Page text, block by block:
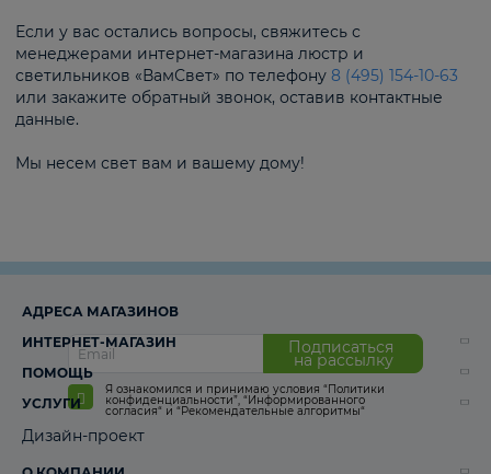
Если у вас остались вопросы, свяжитесь с
менеджерами интернет-магазина люстр и
светильников «ВамСвет» по телефону 8 (495) 154-10-63
или закажите обратный звонок, оставив контактные
данные.
Мы несем свет вам и вашему дому!
Подписаться
на рассылку
Я ознакомился и принимаю условия “Политики
конфиденциальности”, “Информированного
согласия“ и “Рекомендательные алгоритмы“
АДРЕСА МАГАЗИНОВ
ИНТЕРНЕТ-МАГАЗИН
ПОМОЩЬ
УСЛУГИ
Дизайн-проект